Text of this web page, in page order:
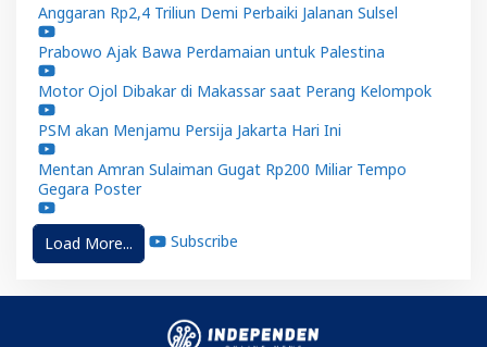
Anggaran Rp2,4 Triliun Demi Perbaiki Jalanan Sulsel
Prabowo Ajak Bawa Perdamaian untuk Palestina
Motor Ojol Dibakar di Makassar saat Perang Kelompok
PSM akan Menjamu Persija Jakarta Hari Ini
Mentan Amran Sulaiman Gugat Rp200 Miliar Tempo
Gegara Poster
Load More... Subscribe